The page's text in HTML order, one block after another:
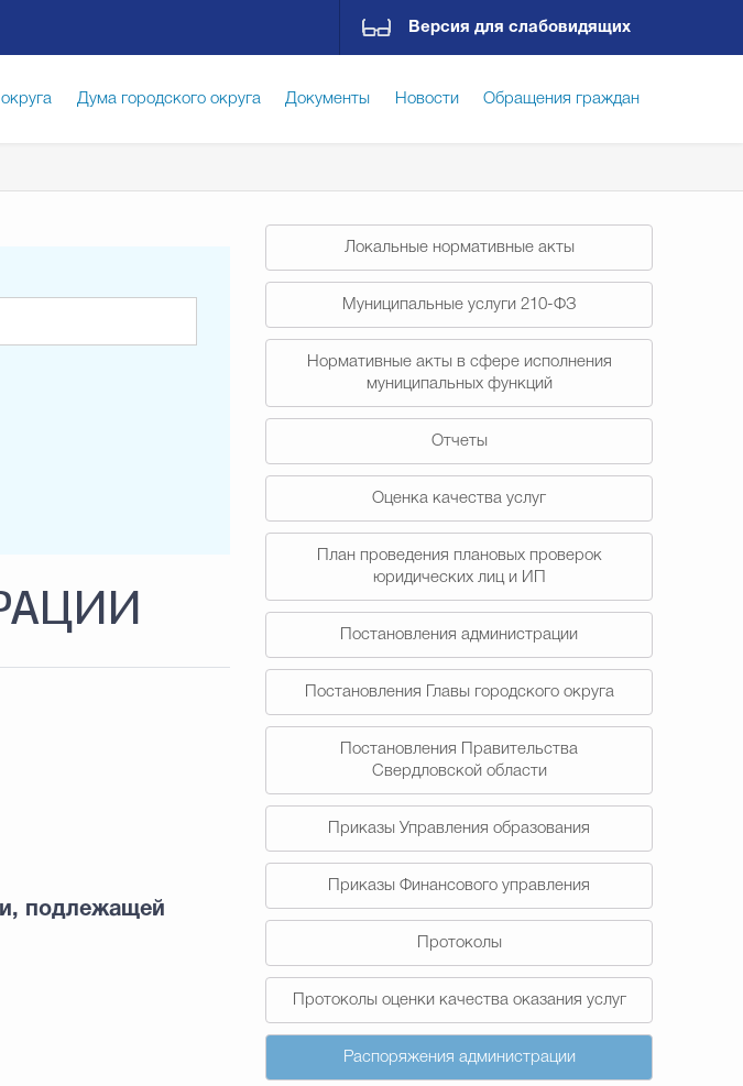
Версия для слабовидящих
Дума городского округа Документы Новости Обращения граждан
Избирательная комиссия Гостям Городского округа
Государственные организации информируют
Локальные нормативные акты
Муниципальные услуги 210-ФЗ
Нормативные акты в сфере исполнения
муниципальных функций
Отчеты
Оценка качества услуг
План проведения плановых проверок
юридических лиц и ИП
Постановления администрации
Постановления Главы городского округа
Постановления Правительства
Свердловской области
Приказы Управления образования
Приказы Финансового управления
Протоколы
Протоколы оценки качества оказания услуг
Распоряжения администрации
подлежащей